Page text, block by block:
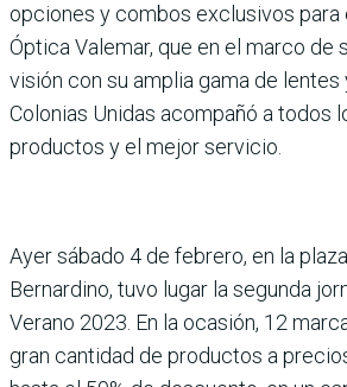
opciones y combos exclusivos para
Óptica Valemar, que en el marco de
visión con su amplia gama de lentes
Colonias Unidas acompañó a todos
productos y el mejor servicio.
Ayer sábado 4 de febrero, en la
Bernardino, tuvo lugar la segunda
Verano 2023. En la ocasión, 12
gran cantidad de productos a